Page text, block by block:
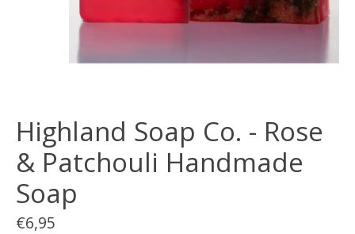
Highland Soap Co. - Rose
& Patchouli Handmade
Soap
€6,95